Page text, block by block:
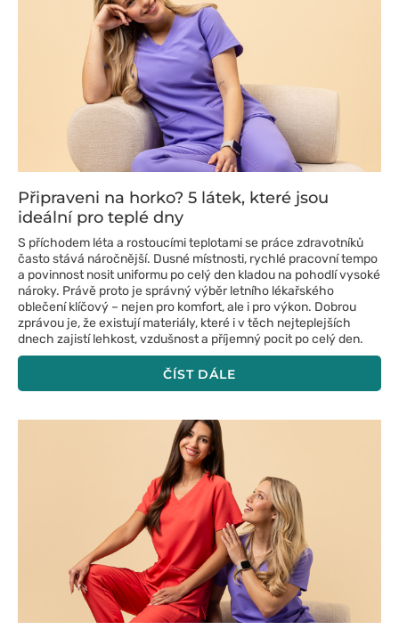
Připraveni na horko? 5 látek, které jsou
ideální pro teplé dny
S příchodem léta a rostoucími teplotami se práce zdravotníků
často stává náročnější. Dusné místnosti, rychlé pracovní tempo
a povinnost nosit uniformu po celý den kladou na pohodlí vysoké
nároky. Právě proto je správný výběr letního lékařského
oblečení klíčový – nejen pro komfort, ale i pro výkon. Dobrou
zprávou je, že existují materiály, které i v těch nejteplejších
dnech zajistí lehkost, vzdušnost a příjemný pocit po celý den.
ČÍST DÁLE